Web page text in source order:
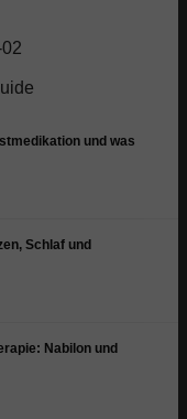
und was
Schlaf und
Nabilon und